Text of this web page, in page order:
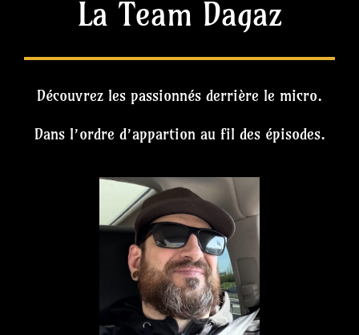
La Team Dagaz
Découvrez les passionnés derrière le micro.
Dans l’ordre d’appartion au fil des épisodes.